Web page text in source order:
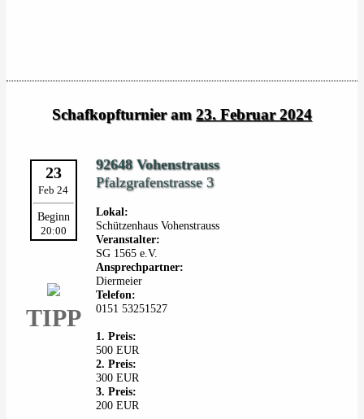
Schafkopfturnier am 23. Februar 2024
23
Feb 24
Beginn
20:00
TIPP
92648 Vohenstrauss
Pfalzgrafenstrasse 3
Lokal:
Schützenhaus Vohenstrauss
Veranstalter:
SG 1565 e.V.
Ansprechpartner:
Diermeier
Telefon:
0151 53251527
1. Preis:
500 EUR
2. Preis:
300 EUR
3. Preis:
200 EUR